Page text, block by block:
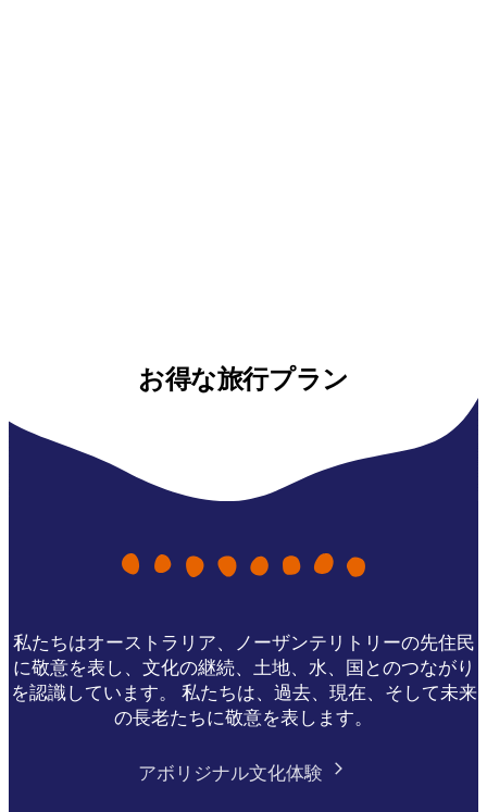
お得な旅行プラン
私たちはオーストラリア、ノーザンテリトリーの先住民
に敬意を表し、文化の継続、土地、水、国とのつながり
を認識しています。 私たちは、過去、現在、そして未来
の長老たちに敬意を表します。
アボリジナル文化体験